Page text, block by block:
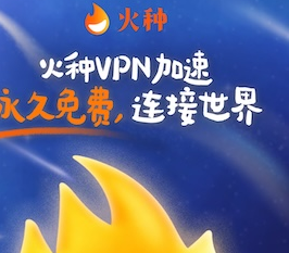
支持 [0] 反对 [0]
支持